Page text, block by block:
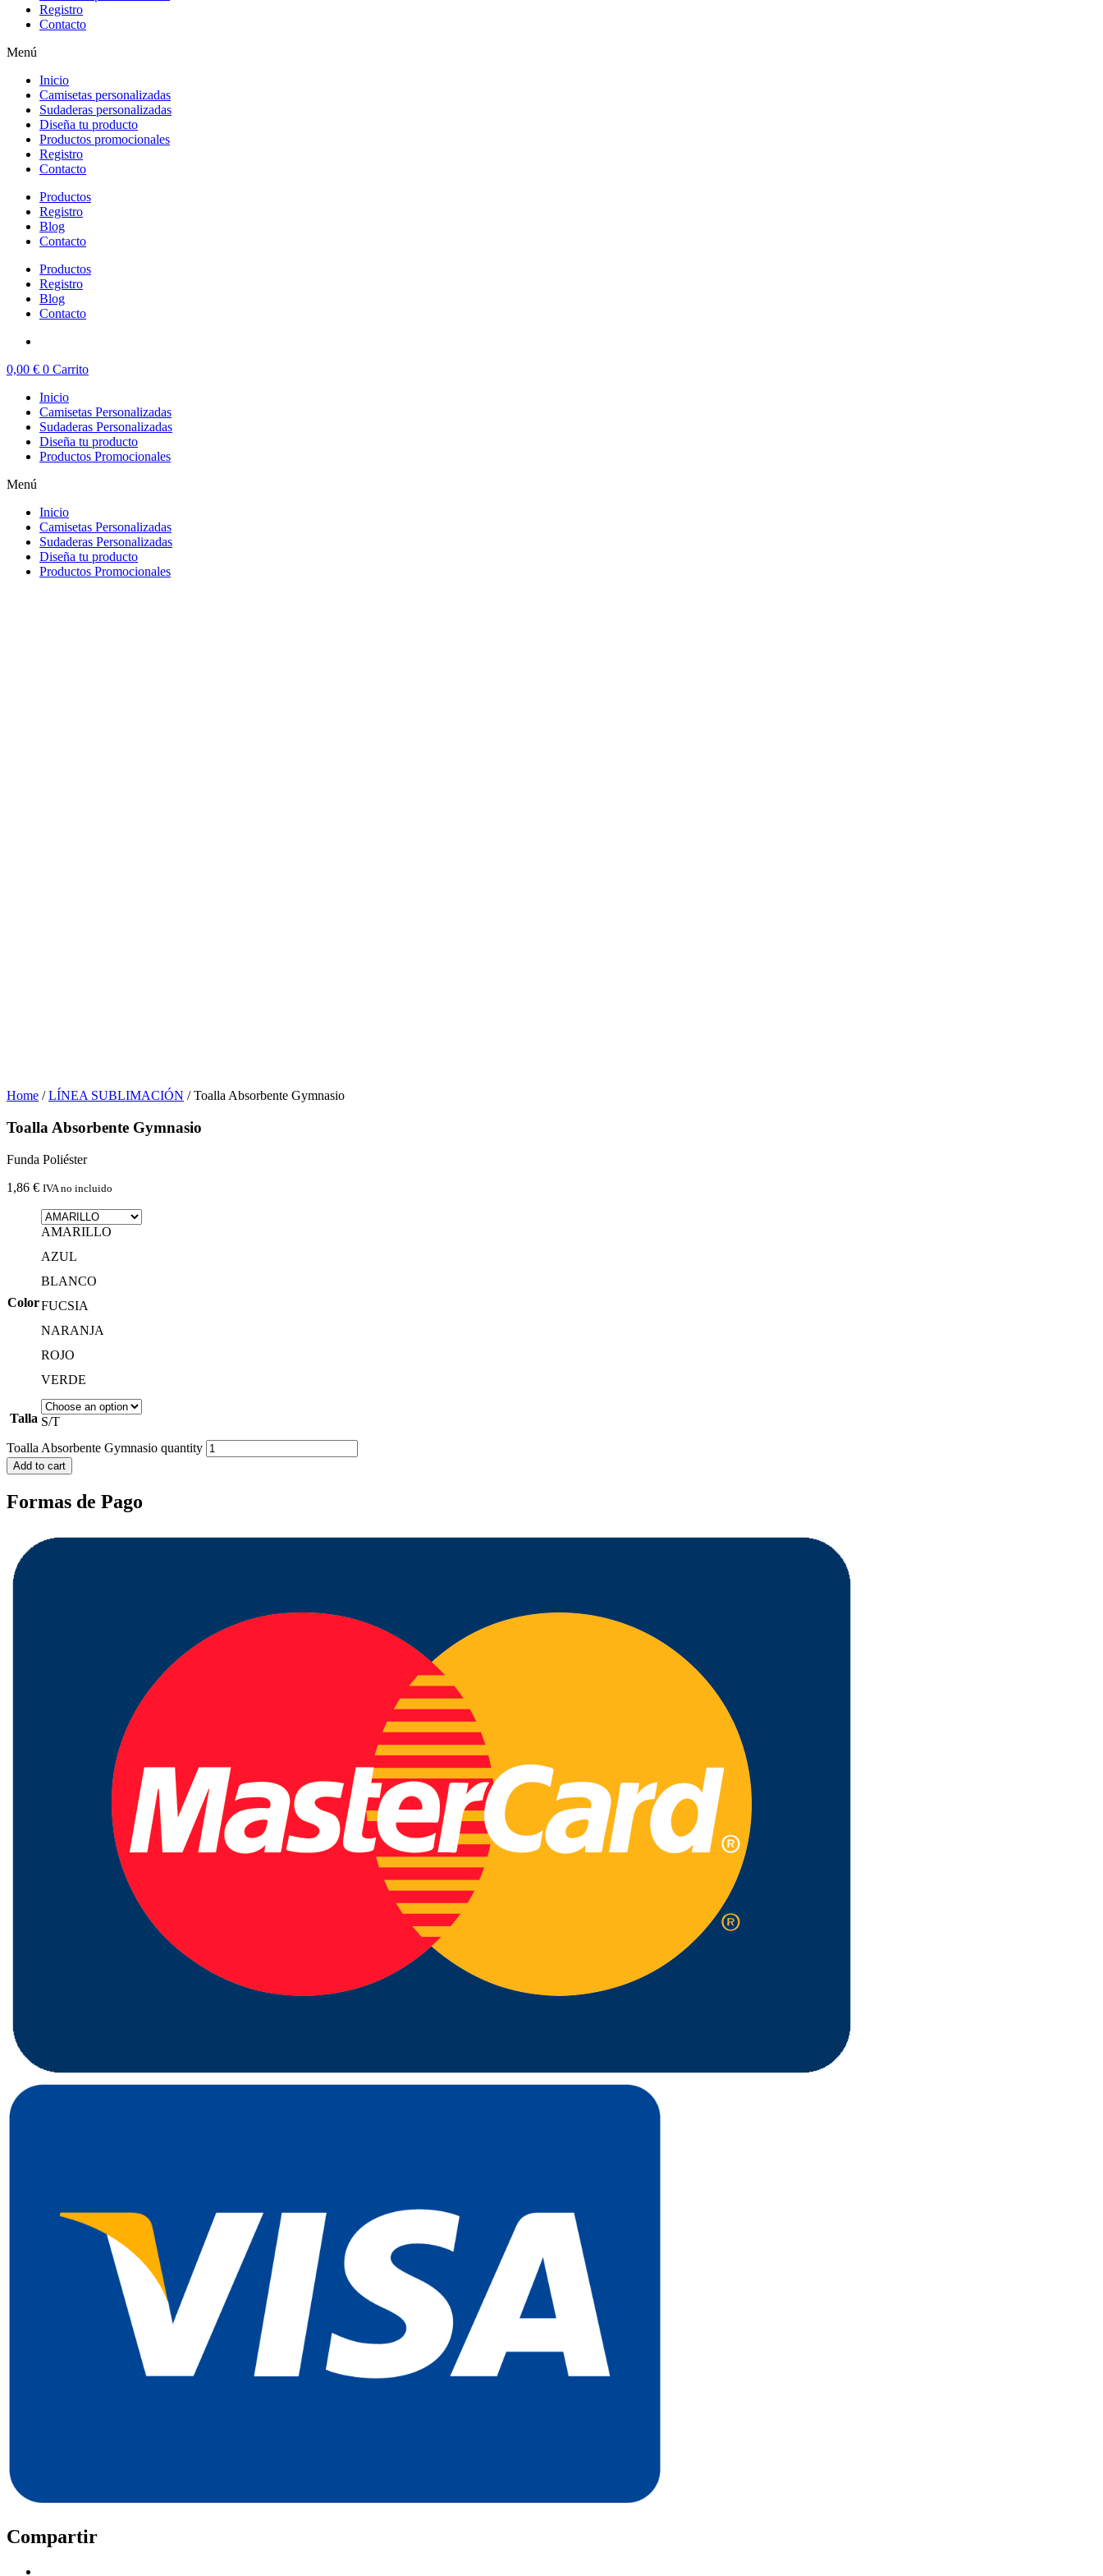
Registro
Contacto
Menú
Inicio
Camisetas personalizadas
Sudaderas personalizadas
Diseña tu producto
Productos promocionales
Registro
Contacto
Productos
Registro
Blog
Contacto
Productos
Registro
Blog
Contacto
0,00 € 0 Carrito
Inicio
Camisetas Personalizadas
Sudaderas Personalizadas
Diseña tu producto
Productos Promocionales
Menú
Inicio
Camisetas Personalizadas
Sudaderas Personalizadas
Diseña tu producto
Productos Promocionales
Home /LÍNEA SUBLIMACIÓN / Toalla Absorbente Gymnasio
Toalla Absorbente Gymnasio
Funda Poliéster
1,86 € IVA no incluido
Color
AMARILLO
AZUL
BLANCO
FUCSIA
NARANJA
ROJO
VERDE
Talla S/T
Toalla Absorbente Gymnasio quantity
Add to cart
Formas de Pago
Compartir